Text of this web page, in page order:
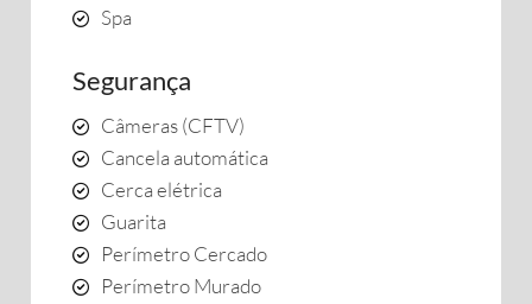
Spa
Segurança
Câmeras (CFTV)
Cancela automática
Cerca elétrica
Guarita
Perímetro Cercado
Perímetro Murado